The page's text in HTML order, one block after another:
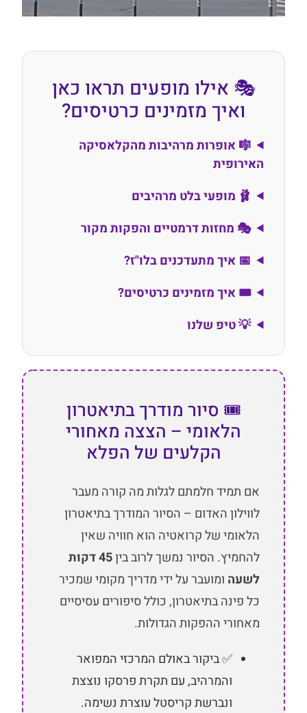
🎭 אילו מופעים תראו כאן
ואיך מזמינים כרטיסים?
🎼 אופרות מרהיבות מהקלאסיקה
האירופית
🩰 מופעי בלט מרהיבים
🎭 מחזות דרמטיים והפקות מקור
📅 איך מתעדכנים בלו"ז?
🎟️ איך מזמינים כרטיסים?
💡 טיפ שלנו
🎟️ סיור מודרך בתיאטרון
הלאומי – הצצה מאחורי
הקלעים של הפלא
אם תמיד חלמתם לגלות מה קורה מעבר
לווילון האדום – הסיור המודרך בתיאטרון
הלאומי של קרואטיה הוא חוויה שאין
להחמיץ. הסיור נמשך לרוב בין
45 דקות
לשעה ומועבר על ידי מדריך מקומי שמכיר
כל פינה בתיאטרון, כולל סיפורים עסיסיים
מאחורי ההפקות הגדולות.
✅ ביקור באולם המרכזי המפואר
והמרהיב, עם תקרת פרסקו נוצצת
ונברשת קריסטל עוצרת נשימה.